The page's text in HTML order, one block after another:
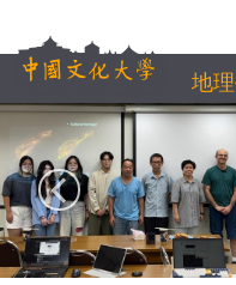
到
主
要
內
容
區
地